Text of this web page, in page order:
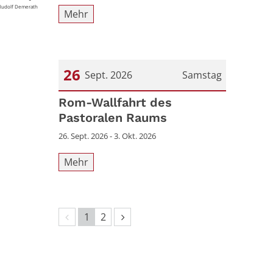
Demerath
Mehr
Samstag
26 Sept. 2026
Datum: 26. September 2026
Rom-Wallfahrt des
Pastoralen Raums
26. Sept. 2026 - 3. Okt. 2026
Mehr
Vorherige Seite
1 2 Nächste Seite